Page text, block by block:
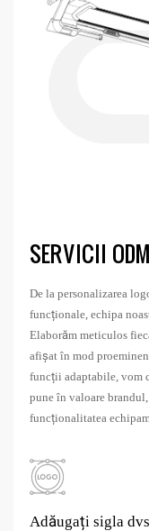
SERVICII ODM
De la personalizarea
funcționale, echipa
Elaborăm meticulos
afișat în mod
funcții adaptabile, vom
pune în valoare
funcționalitatea
Adăugați sigla